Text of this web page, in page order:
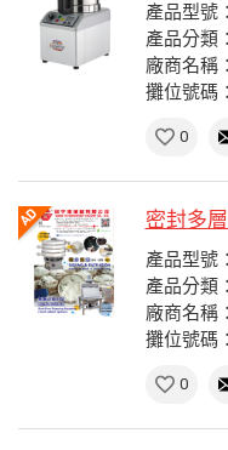
產品型號
產品分類：
廠商名稱：
攤位號碼
0
密封多
產品型號
產品分類：
廠商名稱：
攤位號碼
0